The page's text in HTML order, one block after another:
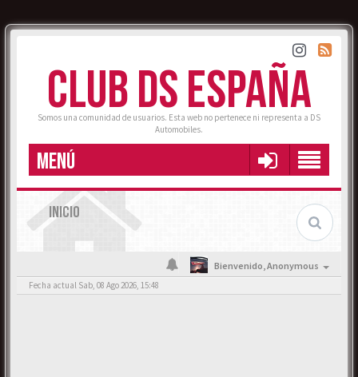
CLUB DS ESPAÑA
Somos una comunidad de usuarios. Esta web no pertenece ni representa a DS
Automobiles.
MENÚ
INICIO
Bienvenido,Anonymous
Fecha actual Sab, 08 Ago 2026, 15:48